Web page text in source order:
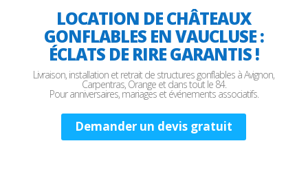
LOCATION DE CHÂTEAUX
GONFLABLES EN VAUCLUSE :
ÉCLATS DE RIRE GARANTIS !
Livraison, installation et retrait de structures gonflables à Avignon,
Carpentras, Orange et dans tout le 84.
Pour anniversaires, mariages et événements associatifs.
Demander un devis gratuit